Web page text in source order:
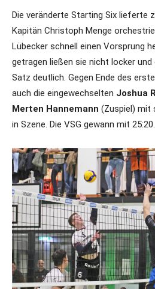
Die veränderte Starting Six lieferte
Kapitän Christoph Menge
Lübecker schnell einen Vorsprung
getragen ließen sie nicht locker
Satz deutlich. Gegen Ende des
auch die eingewechselten Joshua
Merten Hannemann (Zuspiel) mit
in Szene. Die VSG gewann mit 25:20.